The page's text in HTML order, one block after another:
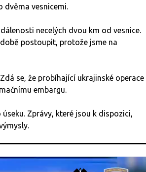
dvěma vesnicemi.
necelých dvou km od vesnice.
postoupit, protože jsme na
se, že probíhající ukrajinské operace
embargu.
Zprávy, které jsou k dispozici,